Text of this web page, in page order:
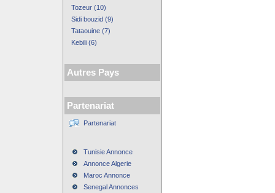
Tozeur (10)
Sidi bouzid (9)
Tataouine (7)
Kebili (6)
Autres Pays
Partenariat
Partenariat
Tunisie Annonce
Annonce Algerie
Maroc Annonce
Senegal Annonces